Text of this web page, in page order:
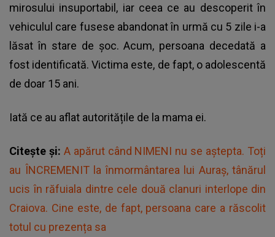
mirosului insuportabil, iar ceea ce au descoperit în
vehiculul care fusese abandonat în urmă cu 5 zile i-a
lăsat în stare de șoc. Acum, persoana decedată a
fost identificată. Victima este, de fapt, o adolescentă
de doar 15 ani.
Iată ce au aflat autoritățile de la mama ei.
Citește și: A apărut când NIMENI nu se aștepta. Toți
au ÎNCREMENIT la înmormântarea lui Auraș, tânărul
ucis în răfuiala dintre cele două clanuri interlope din
Craiova. Cine este, de fapt, persoana care a răscolit
totul cu prezența sa